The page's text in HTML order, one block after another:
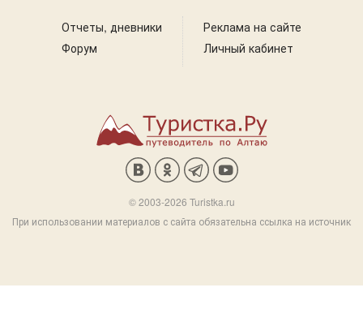
Отчеты, дневники
Форум
Реклама на сайте
Личный кабинет
© 2003-2026 Turistka.ru
При использовании материалов с сайта обязательна ссылка на источник